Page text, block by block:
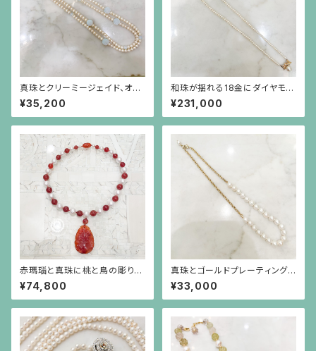
真珠とクリーミージェイド、オパ
ールガラスのロングネックレス
¥35,200
和珠が揺れる18金にダイヤモン
ドのリボンを小さなパールで繋
いだネックレス
¥231,000
赤瑪瑙と真珠に桃と鳥の彫りの
赤瑪瑙が揺れるネックレス
¥74,800
真珠とゴールドプレーティングを
したシルバーチェーンのネックレ
ス
¥33,000